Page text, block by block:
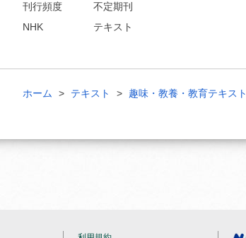
刊行頻度
不定期刊
NHK
テキスト
ホーム テキスト 趣味・教養・教育テキスト